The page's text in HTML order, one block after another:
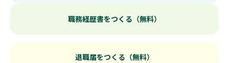
職務経歴書をつくる（無料）
退職届をつくる（無料）